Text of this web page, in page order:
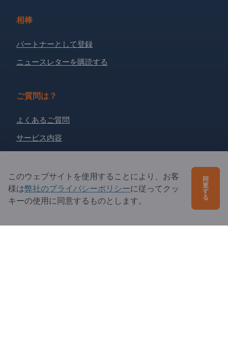
相棒
パートナーとして登録
ニュースレターを購読する
ご質問は？
よくあるご質問
サービス内容
エクスポートページズへの質問
Exportpages International Network
このウェブサイトを使用することにより、お客
様は弊社のプライバシーポリシーに従ってクッ
キーの使用に同意するものとします。
同
意
す
る